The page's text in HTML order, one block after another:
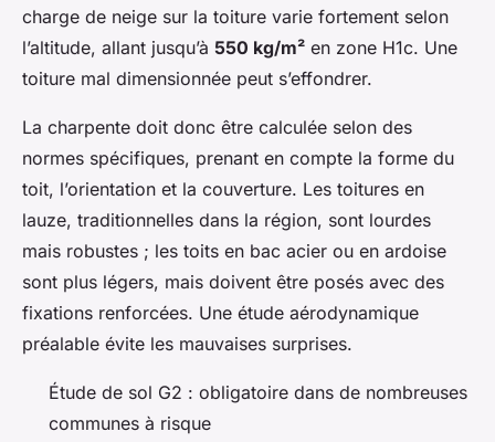
charge de neige sur la toiture varie fortement selon
l’altitude, allant jusqu’à 550 kg/m² en zone H1c. Une
toiture mal dimensionnée peut s’effondrer.
La charpente doit donc être calculée selon des
normes spécifiques, prenant en compte la forme du
toit, l’orientation et la couverture. Les toitures en
lauze, traditionnelles dans la région, sont lourdes
mais robustes ; les toits en bac acier ou en ardoise
sont plus légers, mais doivent être posés avec des
fixations renforcées. Une étude aérodynamique
préalable évite les mauvaises surprises.
Étude de sol G2 : obligatoire dans de nombreuses
communes à risque